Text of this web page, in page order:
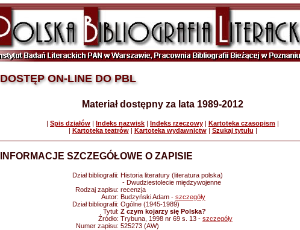
DOSTĘP ON-LINE DO PBL
Materiał dostępny za lata 1989-2012
| Spis działów | Indeks nazwisk | Indeks rzeczowy | Kartoteka czasopism |
| Kartoteka teatrów| Kartoteka wydawnictw| Szukaj tytułu |
INFORMACJE SZCZEGÓŁOWE O ZAPISIE
Dział bibliografii: Historia literatury (literatura polska)
- Dwudziestolecie międzywojenne
Rodzaj zapisu: recenzja
Autor: Budzyński Adam - szczegóły
Dział bibliografii: Ogólne (1945-1989)
Tytuł: Z czym kojarzy się Polska?
Źródło: Trybuna, 1998 nr 69 s. 13 - szczegóły
Numer zapisu: 525273 (AW)